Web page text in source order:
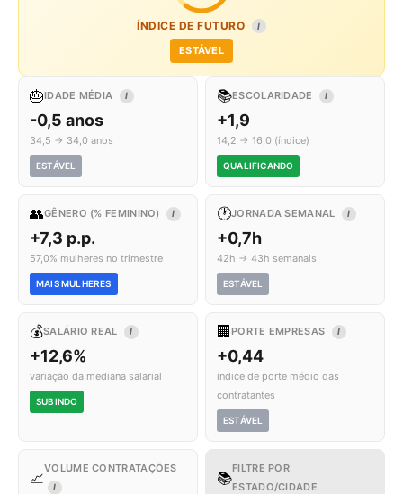
ÍNDICE DE FUTURO I
ESTÁVEL
🎂IDADE MÉDIA I
-0,5 anos
34,5 → 34,0 anos
ESTÁVEL
📚ESCOLARIDADE I
+1,9
14,2 → 16,0 (índice)
QUALIFICANDO
👥GÊNERO (% FEMININO) I
+7,3 p.p.
57,0% mulheres no trimestre
MAIS MULHERES
🕐JORNADA SEMANAL I
+0,7h
42h → 43h semanais
ESTÁVEL
💰SALÁRIO REAL I
+12,6%
variação da mediana salarial
SUBINDO
🏢 PORTE EMPRESAS I
+0,44
índice de porte médio das
contratantes
ESTÁVEL
📈
VOLUME CONTRATAÇÕES
I
📚
FILTRE POR
ESTADO/CIDADE